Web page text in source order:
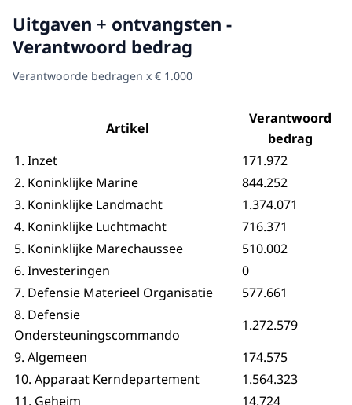
Uitgaven + ontvangsten -
Verantwoord bedrag
Verantwoorde bedragen x € 1.000
Artikel
Verantwoord
bedrag
1. Inzet
171.972
2. Koninklijke Marine
844.252
3. Koninklijke Landmacht
1.374.071
4. Koninklijke Luchtmacht
716.371
5. Koninklijke Marechaussee
510.002
6. Investeringen
0
7. Defensie Materieel Organisatie
577.661
8. Defensie
Ondersteuningscommando
1.272.579
9. Algemeen
174.575
10. Apparaat Kerndepartement
1.564.323
11. Geheim
14.724